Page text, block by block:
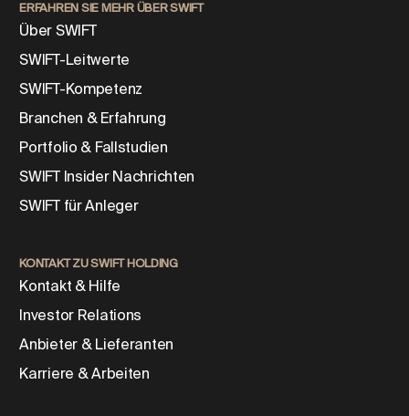
ERFAHREN SIE MEHR ÜBER SWIFT
Über SWIFT
SWIFT-Leitwerte
SWIFT-Kompetenz
Branchen & Erfahrung
Portfolio & Fallstudien
SWIFT Insider Nachrichten
SWIFT für Anleger
KONTAKT ZU SWIFT HOLDING
Kontakt & Hilfe
Investor Relations
Anbieter & Lieferanten
Karriere & Arbeiten